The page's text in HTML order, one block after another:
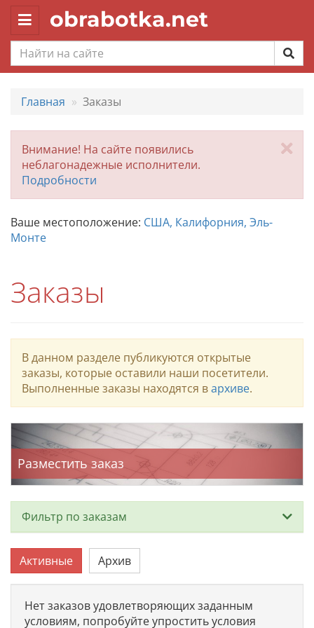
Toggle
navigation
obrabotka.net
Главная Заказы
Внимание! На сайте появились
неблагонадежные исполнители.
Подробности
Ваше местоположение: США, Калифорния, Эль-
Монте
Заказы
В данном разделе публикуются открытые
заказы, которые оставили наши посетители.
Выполненные заказы находятся вархиве.
Разместить заказ
Фильтр по заказам
Тип
Активные Архив
Нет заказов удовлетворяющих заданным
условиям, попробуйте упростить условия